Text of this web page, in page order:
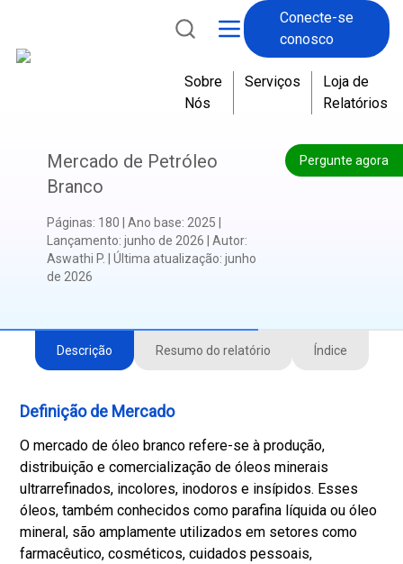
Conecte-se
conosco
Sobre
Nós
Serviços
Loja de
Relatórios
Pergunte agora
Mercado de Petróleo
Branco
Páginas: 180 Ano base: 2025
Lançamento: junho de 2026 Autor:
Aswathi P.
Última atualização: junho
de 2026
Descrição Resumo do relatório Índice
Definição de Mercado
O mercado de óleo branco refere-se à produção,
distribuição e comercialização de óleos minerais
ultrarrefinados, incolores, inodoros e insípidos. Esses
óleos, também conhecidos como parafina líquida ou óleo
mineral, são amplamente utilizados em setores como
farmacêutico, cosméticos, cuidados pessoais,